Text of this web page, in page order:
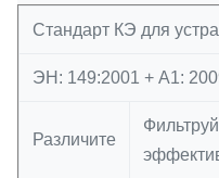
Стандарт КЭ для
ЭН: 149:2001 + А1:
Различите